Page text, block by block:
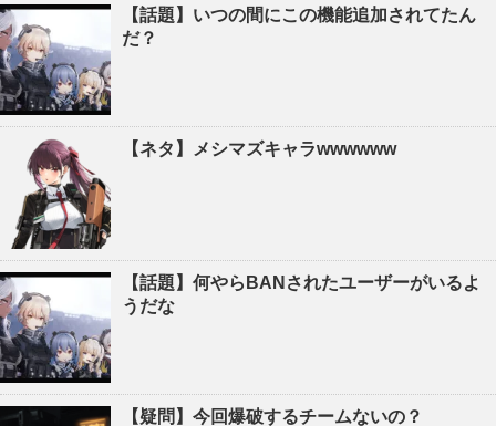
【話題】いつの間にこの機能追加されてたん
だ？
【ネタ】メシマズキャラwwwwww
【話題】何やらBANされたユーザーがいるよ
うだな
【疑問】今回爆破するチームないの？